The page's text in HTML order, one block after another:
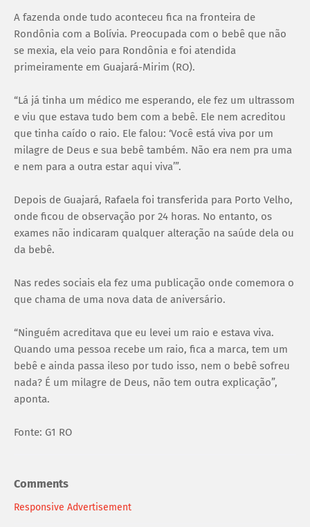
A fazenda onde tudo aconteceu fica na fronteira de
Rondônia com a Bolívia. Preocupada com o bebê que não
se mexia, ela veio para Rondônia e foi atendida
primeiramente em Guajará-Mirim (RO).
“Lá já tinha um médico me esperando, ele fez um ultrassom
e viu que estava tudo bem com a bebê. Ele nem acreditou
que tinha caído o raio. Ele falou: ‘Você está viva por um
milagre de Deus e sua bebê também. Não era nem pra uma
e nem para a outra estar aqui viva’”.
Depois de Guajará, Rafaela foi transferida para Porto Velho,
onde ficou de observação por 24 horas. No entanto, os
exames não indicaram qualquer alteração na saúde dela ou
da bebê.
Nas redes sociais ela fez uma publicação onde comemora o
que chama de uma nova data de aniversário.
“Ninguém acreditava que eu levei um raio e estava viva.
Quando uma pessoa recebe um raio, fica a marca, tem um
bebê e ainda passa ileso por tudo isso, nem o bebê sofreu
nada? É um milagre de Deus, não tem outra explicação”,
aponta.
Fonte: G1 RO
Comments
Responsive Advertisement